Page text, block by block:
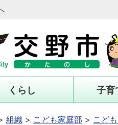
くらし 子育
組織 こども家庭部 こど